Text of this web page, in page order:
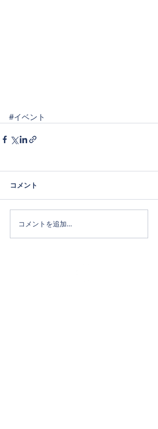
#イベント
コメント
コメントを追加…